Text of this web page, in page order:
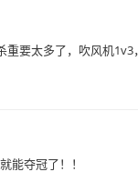
重要太多了，吹风机
能夺冠了！！